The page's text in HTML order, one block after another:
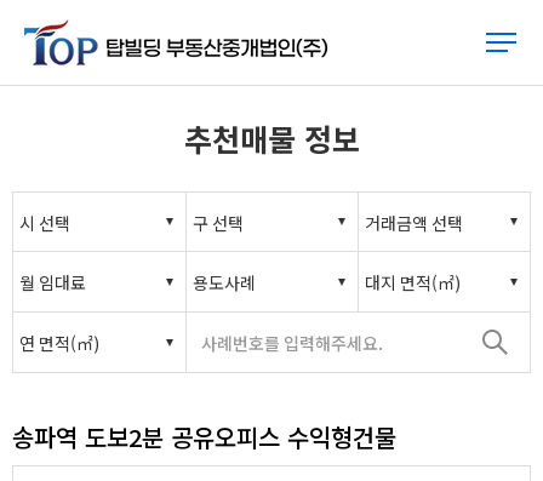
추천매물 정보
송파역 도보2분 공유오피스 수익형건물